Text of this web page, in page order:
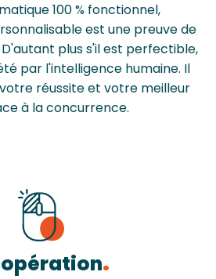
100 % fonctionnel,
est une preuve de
plus s'il est perfectible,
par l'intelligence humaine. Il
réussite et votre meilleur
à la concurrence.